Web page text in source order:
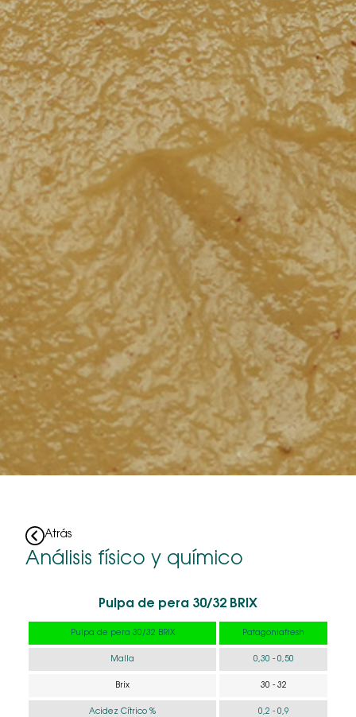
Atrás
Análisis físico y químico
Pulpa de pera 30/32 BRIX
Pulpa de pera 30/32 BRIX Patagoniafresh
Malla 0,30 - 0,50
Brix 30 - 32
Acidez Cítrico % 0,2 - 0,9